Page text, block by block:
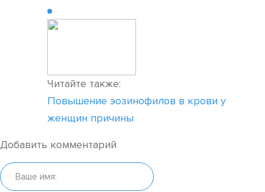
Читайте также:
Повышение эозинофилов в крови у
женщин причины
Добавить комментарий